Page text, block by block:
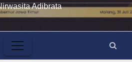
Adibrata